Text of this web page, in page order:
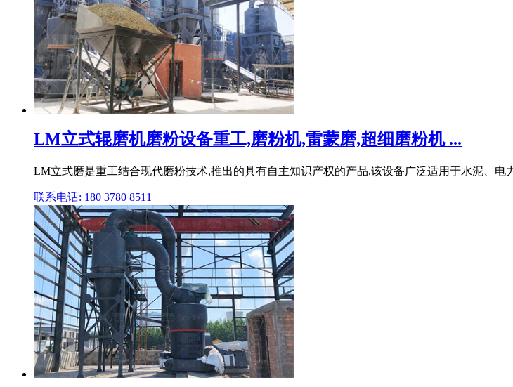
LM立式辊磨机磨粉设备重工,磨粉机,雷蒙磨,超细磨粉机 ...
LM立式磨是重工结合现代磨粉技术,推出的具有自主知识产权的产品,该设备广泛适用于水泥、电
联系电话: 180 3780 8511